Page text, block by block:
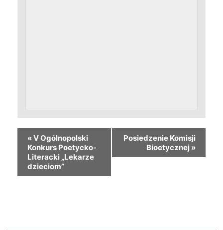
«V Ogólnopolski
Konkurs Poetycko-
Literacki „Lekarze
dzieciom”
Posiedzenie Komisji
Bioetycznej »